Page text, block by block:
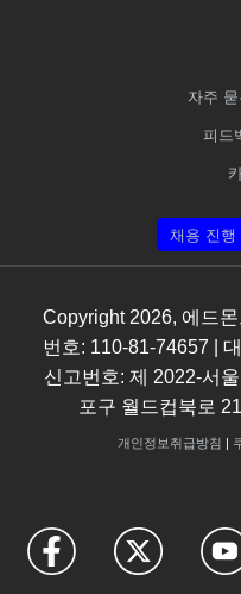
자주
피드
채용 진행
Copyright 2026, 에드
번호: 110-81-74657 |
신고번호: 제 2022-서
포구 월드컵북로
개인정보취급방침 |